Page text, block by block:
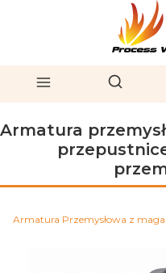
Menu Otwórz
Szukaj
Armatura
Armatura Przemysłowa z